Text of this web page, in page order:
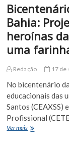
Bahia:
heroínas
uma
Redação 17
No bicentenário
educacionais das
Santos (CEAXSS)
Profissional
Ver maisBicentenário